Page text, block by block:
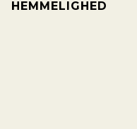
HEMMELIGHED